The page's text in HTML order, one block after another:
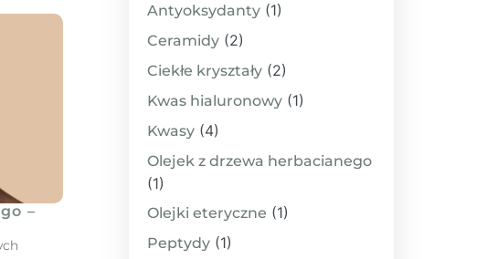
–
Antyoksydanty (1)
Ceramidy (2)
Ciekłe kryształy (2)
Kwas hialuronowy (1)
Kwasy (4)
Olejek z drzewa herbacianego
(1)
Olejki eteryczne (1)
Peptydy (1)